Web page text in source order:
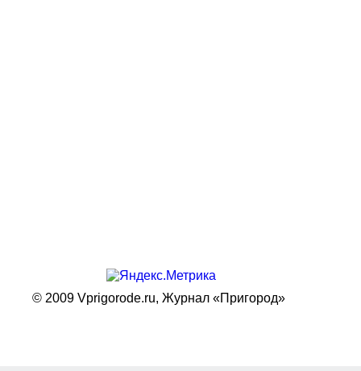
© 2009 Vprigorode.ru, Журнал «Пригород»